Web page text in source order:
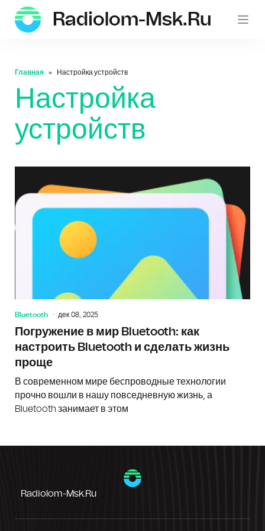
Radiolom-Msk.ru
Главная Настройка устройств
Настройка
устройств
Bluetooth дек 08, 2025
Погружение в мир Bluetooth: как
настроить Bluetooth и сделать жизнь
проще
В современном мире беспроводные технологии
прочно вошли в нашу повседневную жизнь, а
Bluetooth занимает в этом
Radiolom-Msk.ru